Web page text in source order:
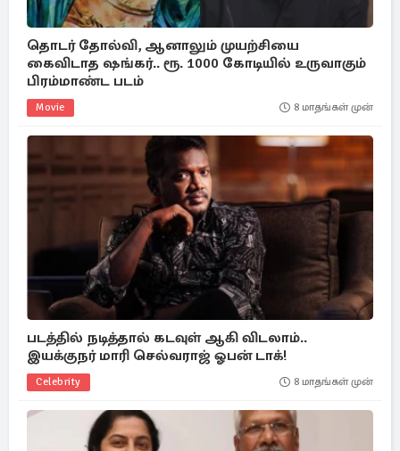
தொடர் தோல்வி, ஆனாலும் முயற்சியை
கைவிடாத ஷங்கர்.. ரூ. 1000 கோடியில் உருவாகும்
பிரம்மாண்ட படம்
Movie 8 மாதங்கள் முன்
படத்தில் நடித்தால் கடவுள் ஆகி விடலாம்..
இயக்குநர் மாரி செல்வராஜ் ஓபன் டாக்!
Celebrity 8 மாதங்கள் முன்